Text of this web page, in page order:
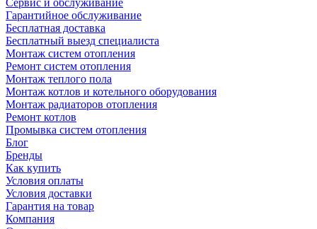
Сервис и обслуживание
Гарантийное обслуживание
Бесплатная доставка
Бесплатный выезд специалиста
Монтаж систем отопления
Ремонт систем отопления
Монтаж теплого пола
Монтаж котлов и котельного оборудования
Монтаж радиаторов отопления
Ремонт котлов
Промывка систем отопления
Блог
Бренды
Как купить
Условия оплаты
Условия доставки
Гарантия на товар
Компания